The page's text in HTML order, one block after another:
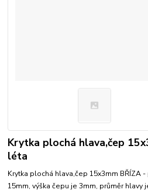
Krytka plochá hlava,čep
léta
Krytka plochá hlava,čep 15x3mm BŘÍZA
15mm, výška čepu je 3mm, průměr hlavy